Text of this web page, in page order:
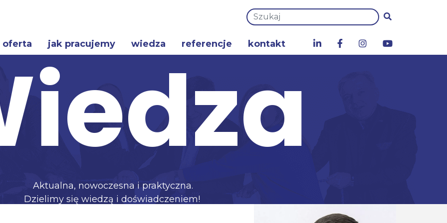
oferta jak pracujemy wiedza referencje kontakt
Aktualna, nowoczesna i praktyczna.
Dzielimy się wiedzą i doświadczeniem!